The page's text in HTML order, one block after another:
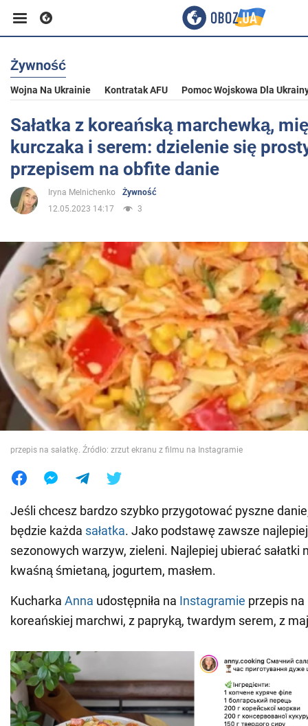
Biznes
Sport
Rozrywka
Życie
Polityka
Społeczeństwo
Wojna na Ukrainie
Świat
Jedzenie
Żywność
Wojna Na Ukrainie Kontratak AFU Pomoc Wojskowa Dla
Sałatka z koreańską marchewką,
kurczaka i serem: dzielenie się
przepisem na obfite danie
Iryna Melnichenko
Żywność
12.05.2023 14:17
3
przepis na sałatkę. Źródło: zrzut ekranu z filmu na Instagramie
Jeśli chcesz bardzo szybko przygotować pyszne
będzie każda sałatka. Jako podstawę zawsze
sezonowych warzyw, zieleni. Najlepiej ubierać sałatki
kwaśną śmietaną, jogurtem, masłem.
Kucharka Anna udostępniła na Instagramie przepis
koreańskiej marchwi, z papryką, twardym serem, z